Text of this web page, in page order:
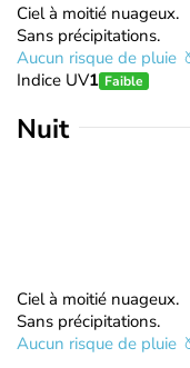
Ciel à moitié nuageux.
Sans précipitations.
Aucun risque de pluie
Indice UV1 Faible
Nuit
Ciel à moitié nuageux.
Sans précipitations.
Aucun risque de pluie